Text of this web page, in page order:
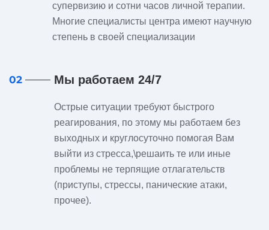
супервизию и сотни часов личной терапии.
Многие специалисты центра имеют научную
степень в своей специализации
02 Мы работаем 24/7
Острые ситуации требуют быстрого
реагирования, по этому мы работаем без
выходных и круглосуточно помогая Вам
выйти из стресса,\решаить те или иные
проблемы не терпящие отлагательств
(приступы, стрессы, панические атаки,
прочее).